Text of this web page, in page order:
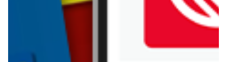
WIĘCEJ GAZETEK MAKRO